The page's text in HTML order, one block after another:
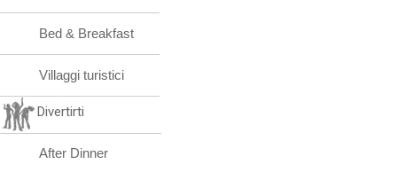
Bed & Breakfast
Villaggi turistici
Divertirti
After Dinner